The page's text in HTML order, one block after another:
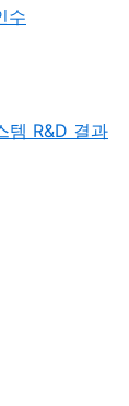
수
템 R&D 결과